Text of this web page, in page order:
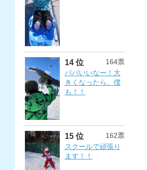
14 位
164票
パパいいなー！大
きくなったら、僕
も！！
15 位
162票
スクールで頑張り
ます！！